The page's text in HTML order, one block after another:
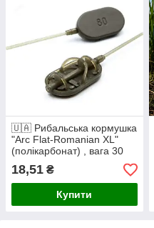
🇺🇦 Рибальська кормушка
"Arc Flat-Romanian XL"
(полікарбонат) , вага 30
граммів 🇺🇦
18,51 ₴
Купити